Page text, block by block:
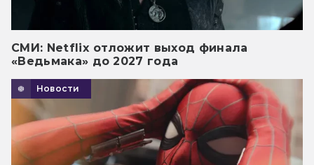
СМИ: Netflix отложит выход финала
«Ведьмака» до 2027 года
Новости